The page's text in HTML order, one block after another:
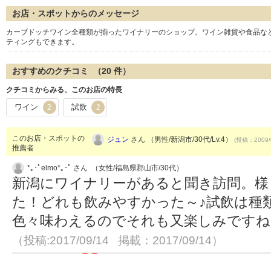
お店・スポットからのメッセージ
カーブドッチワイン全種類が揃ったワイナリーのショップ。ワイン雑貨や食品
ティングもできます。
おすすめのクチコミ （20 件）
クチコミからみる、このお店の特長
ワイン 2 試飲 2
このお店・スポットの
推薦者
ジュン さん （男性/新潟市/30代/Lv.4） (投稿：
*｡･ﾟelmo*｡･ﾟ さん （女性/福島県郡山市/30代）
新潟にワイナリーがあると聞き訪問。
た！どれも飲みやすかった～♪試飲は
色々味わえるのでそれも又楽しみです
（投稿:2017/09/14 掲載：2017/09/14）